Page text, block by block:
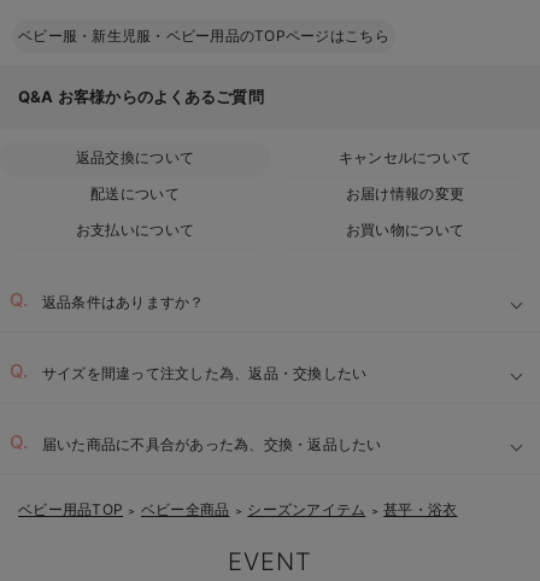
ベビー服・新生児服・ベビー用品のTOPページはこちら
Q&A お客様からのよくあるご質問
返品交換について
キャンセルについて
配送について
お届け情報の変更
お支払いについて
お買い物について
返品条件はありますか？
サイズを間違って注文した為、返品・交換したい
届いた商品に不具合があった為、交換・返品したい
ベビー用品TOP ＞ ベビー全商品 ＞ シーズンアイテム ＞ 甚平・浴衣
EVENT